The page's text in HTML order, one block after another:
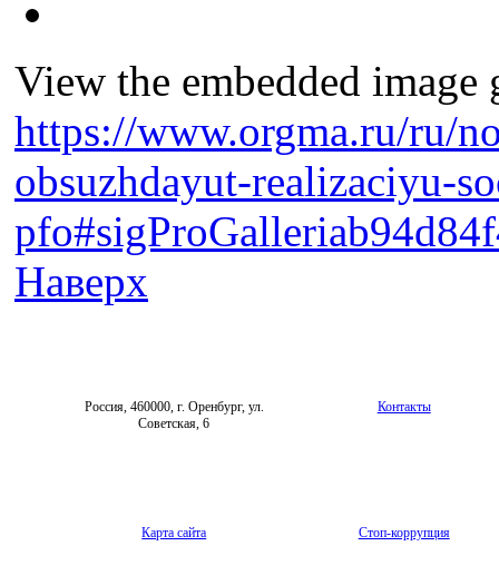
View the embedded
https://www.orgma.ru/ru/
obsuzhdayut-realizaciyu-
Наверх
Россия, 460000, г. Оренбург, ул.
Советская, 6
Контакты
Карта сайта Стоп-коррупция